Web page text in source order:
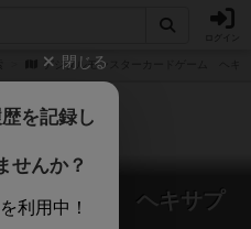
デジタルモンスターカードゲーム ヘキ
ードゲーム ヘキサプ
閉じる
を記録し
せんか？
利用中！